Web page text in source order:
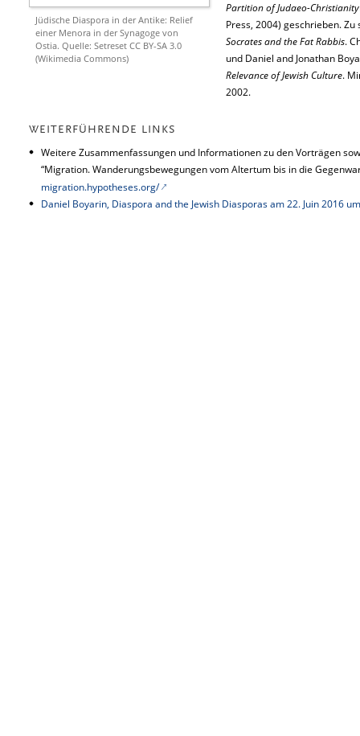
Jüdische Diaspora in der Antike: Relief
einer Menora in der Synagoge von
Ostia. Quelle: Setreset CC BY-SA 3.0
(Wikimedia Commons)
Partition of Judaeo-Christianity
Press, 2004) geschrieben.
Socrates and the Fat Rabbis.
und Daniel and Jonathan
Relevance of Jewish Culture.
2002.
WEITERFÜHRENDE LINKS
Weitere Zusammenfassungen und Informationen zu den Vorträgen
“Migration. Wanderungsbewegungen vom Altertum bis in die
migration.hypotheses.org/
Daniel Boyarin, Diaspora and the Jewish Diasporas am 22. Juin 2016